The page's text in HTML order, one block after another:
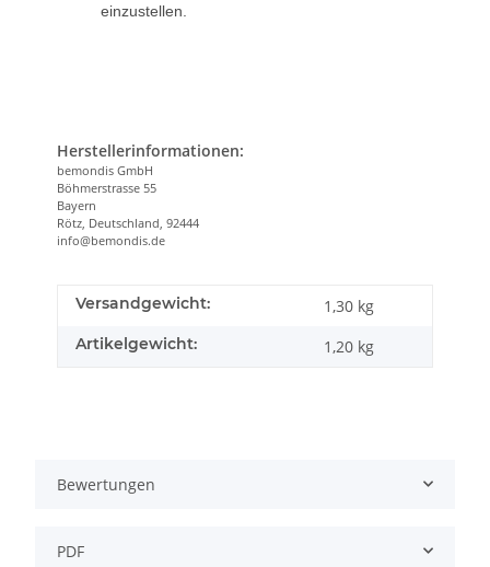
einzustellen.
Herstellerinformationen:
bemondis GmbH
Böhmerstrasse 55
Bayern
Rötz, Deutschland, 92444
info@bemondis.de
Versandgewicht: 1,30 kg
Artikelgewicht: 1,20 kg
Bewertungen
PDF